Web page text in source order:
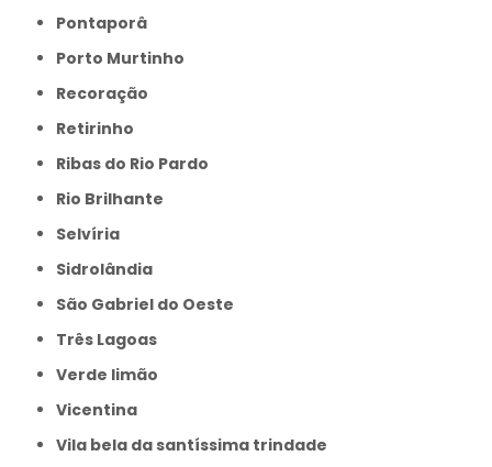
Pontaporâ
Porto Murtinho
Recoração
Retirinho
Ribas do Rio Pardo
Rio Brilhante
Selvíria
Sidrolândia
São Gabriel do Oeste
Três Lagoas
Verde limão
Vicentina
Vila bela da santíssima trindade